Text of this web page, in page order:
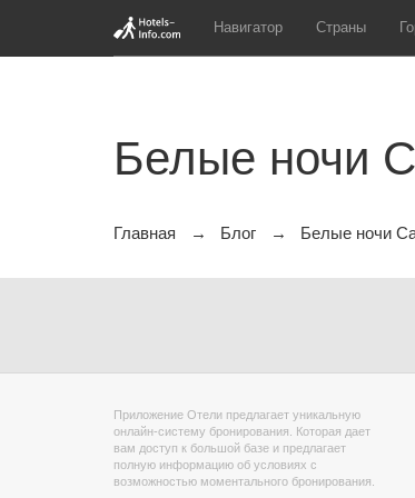
Навигатор Страны
Белые ночи
Главная Блог Белые ночи
Приложение Отели предлагает уникальную
онлайн-систему бронирования. Которая дает
вам доступ к большой базе и предлагает
полную информацию об условиях с
возможностью моментального бронирования.